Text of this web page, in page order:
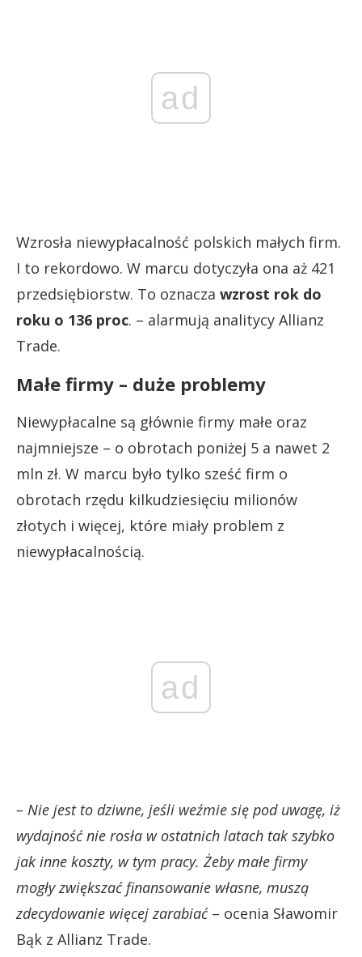
ad
Wzrosła niewypłacalność polskich małych firm.
I to rekordowo. W marcu dotyczyła ona aż 421
przedsiębiorstw. To oznacza wzrost rok do
roku o 136 proc. – alarmują analitycy Allianz
Trade.
Małe firmy – duże problemy
Niewypłacalne są głównie firmy małe oraz
najmniejsze – o obrotach poniżej 5 a nawet 2
mln zł. W marcu było tylko sześć firm o
obrotach rzędu kilkudziesięciu milionów
złotych i więcej, które miały problem z
niewypłacalnością.
ad
– Nie jest to dziwne, jeśli weźmie się pod uwagę, iż
wydajność nie rosła w ostatnich latach tak szybko
jak inne koszty, w tym pracy. Żeby małe firmy
mogły zwiększać finansowanie własne, muszą
zdecydowanie więcej zarabiać – ocenia Sławomir
Bąk z Allianz Trade.